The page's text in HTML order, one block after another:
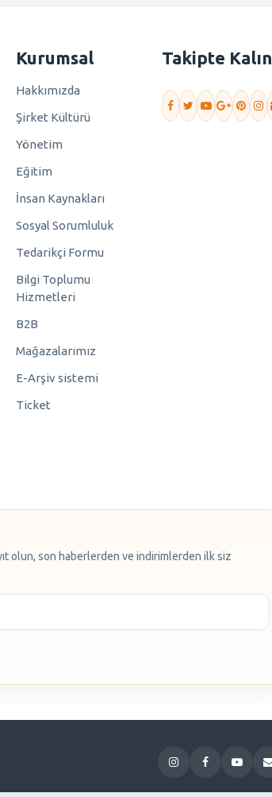
Kurumsal
Hakkımızda
Şirket Kültürü
Yönetim
Eğitim
İnsan Kaynakları
Sosyal Sorumluluk
Tedarikçi Formu
Bilgi Toplumu
Hizmetleri
B2B
Mağazalarımız
E-Arşiv sistemi
Ticket
Takipte Kalın
olun, son haberlerden ve indirimlerden ilk siz